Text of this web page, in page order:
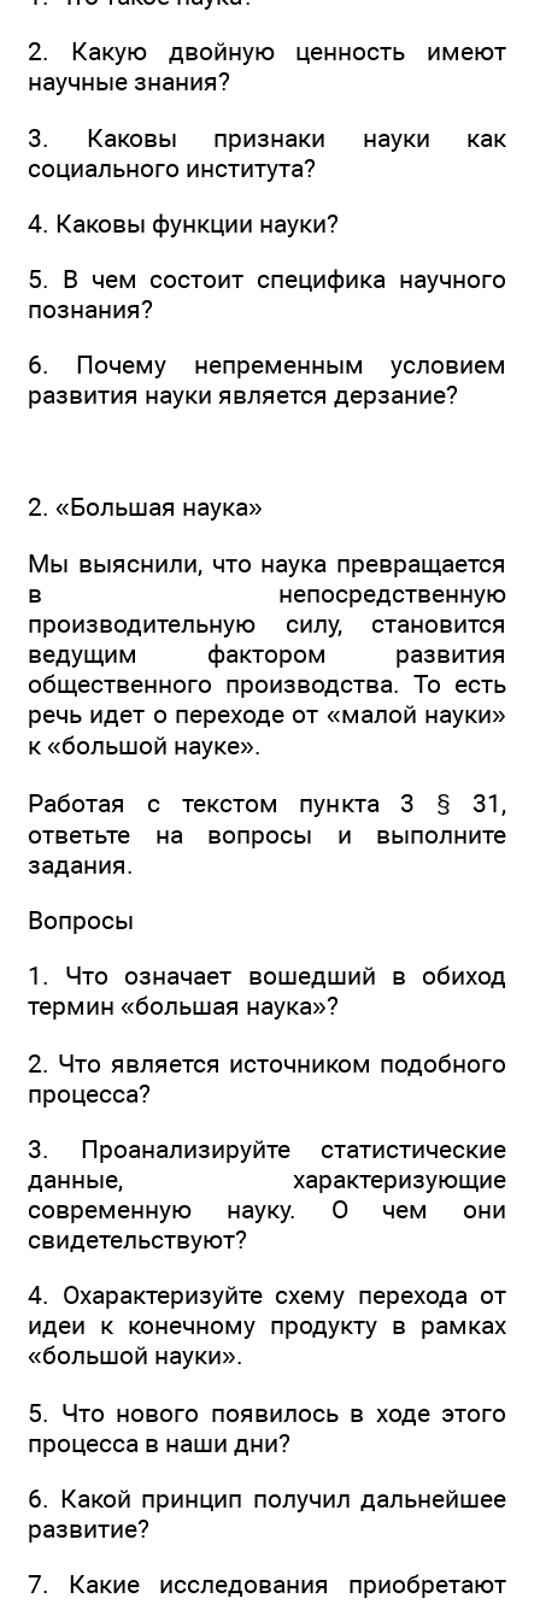
2. Какую двойную ценность имеют
научные знания?
3. Каковы признаки науки как
социального института?
4. Каковы функции науки?
5. В чем состоит специфика научного
познания?
6. Почему непременным условием
развития науки является дерзание?
2. «Большая наука»
Мы выяснили, что наука превращается
в непосредственную
производительную силу, становится
ведущим фактором развития
общественного производства. То есть
речь идет о переходе от «малой науки»
к «большой науке».
Работая с текстом пункта 3 § 31,
ответьте на вопросы и выполните
задания.
Вопросы
1. Что означает вошедший в обиход
термин «большая наука»?
2. Что является источником подобного
процесса?
3. Проанализируйте статистические
данные, характеризующие
современную науку. О чем они
свидетельствуют?
4. Охарактеризуйте схему перехода от
идеи к конечному продукту в рамках
«большой науки».
5. Что нового появилось в ходе этого
процесса в наши дни?
6. Какой принцип получил дальнейшее
развитие?
7. Какие исследования приобретают